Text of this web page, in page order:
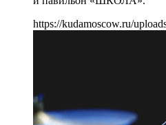
https://kudamoscow.ru/